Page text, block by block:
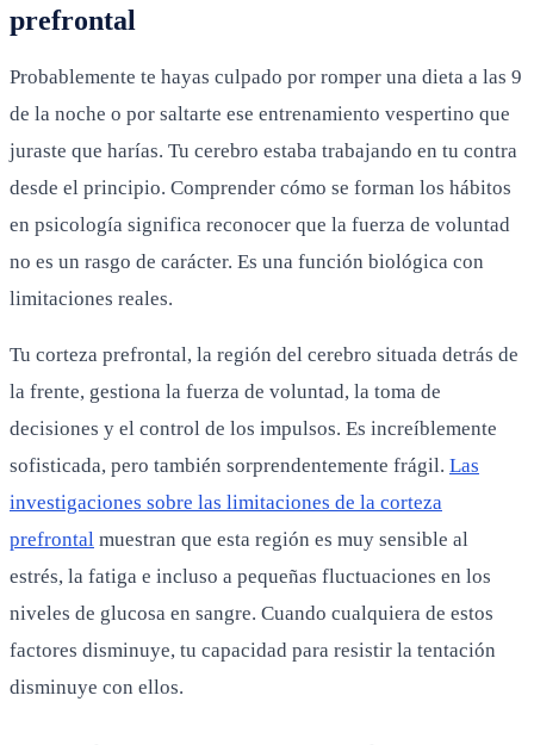
prefrontal
Probablemente te hayas culpado por romper una dieta a las 9
de la noche o por saltarte ese entrenamiento vespertino que
juraste que harías. Tu cerebro estaba trabajando en tu contra
desde el principio. Comprender cómo se forman los hábitos
en psicología significa reconocer que la fuerza de voluntad
no es un rasgo de carácter. Es una función biológica con
limitaciones reales.
Tu corteza prefrontal, la región del cerebro situada detrás de
la frente, gestiona la fuerza de voluntad, la toma de
decisiones y el control de los impulsos. Es increíblemente
sofisticada, pero también sorprendentemente frágil. Las
investigaciones sobre las limitaciones de la corteza
prefrontal muestran que esta región es muy sensible al
estrés, la fatiga e incluso a pequeñas fluctuaciones en los
niveles de glucosa en sangre. Cuando cualquiera de estos
factores disminuye, tu capacidad para resistir la tentación
disminuye con ellos.